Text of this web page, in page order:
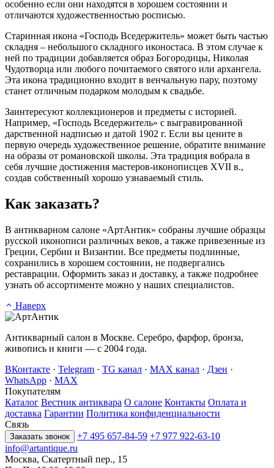
особенно если они находятся в хорошем состоянии и
отличаются художественностью росписью.
Старинная икона «Господь Вседержитель» может быть частью
складня – небольшого складного иконостаса. В этом случае к
ней по традиции добавляется образ Богородицы, Николая
Чудотворца или любого почитаемого святого или архангела.
Эта икона традиционно входит в венчальную пару, поэтому
станет отличным подарком молодым к свадьбе.
Заинтересуют коллекционеров и предметы с историей.
Например, «Господь Вседержитель» с выгравированной
дарственной надписью и датой 1902 г. Если вы цените в
первую очередь художественное решение, обратите внимание
на образы от романовской школы. Эта традиция вобрала в
себя лучшие достижения мастеров-иконописцев XVII в.,
создав собственный хорошо узнаваемый стиль.
Как заказать?
В антикварном салоне «АртАнтик» собраны лучшие образцы
русской иконописи различных веков, а также привезенные из
Греции, Сербии и Византии. Все предметы подлинные,
сохранились в хорошем состоянии, не подвергались
реставрации. Оформить заказ и доставку, а также подробнее
узнать об ассортименте можно у наших специалистов.
Наверх
Антикварный салон в Москве. Серебро, фарфор, бронза,
живопись и книги — с 2004 года.
ВКонтакте · Telegram · TG канал · MAX канал · Дзен ·
WhatsApp · MAX
Покупателям
Каталог Вестник антиквара О салоне Контакты Оплата и
доставка Гарантии Политика конфиденциальности
Связь
Заказать звонок +7 495 657-84-59 +7 977 922-63-10
info@artantique.ru
Москва, Скатертный пер., 15